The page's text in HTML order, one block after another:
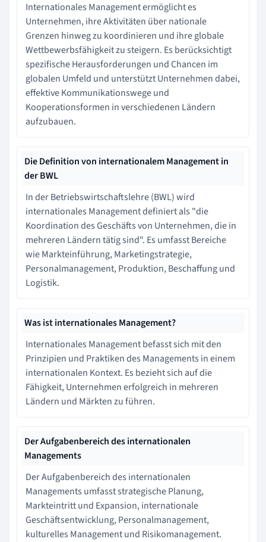
Internationales Management ermöglicht es
Unternehmen, ihre Aktivitäten über nationale
Grenzen hinweg zu koordinieren und ihre globale
Wettbewerbsfähigkeit zu steigern. Es berücksichtigt
spezifische Herausforderungen und Chancen im
globalen Umfeld und unterstützt Unternehmen dabei,
effektive Kommunikationswege und
Kooperationsformen in verschiedenen Ländern
aufzubauen.
Die Definition von internationalem Management in
der BWL
In der Betriebswirtschaftslehre (BWL) wird
internationales Management definiert als "die
Koordination des Geschäfts von Unternehmen, die in
mehreren Ländern tätig sind". Es umfasst Bereiche
wie Markteinführung, Marketingstrategie,
Personalmanagement, Produktion, Beschaffung und
Logistik.
Was ist internationales Management?
Internationales Management befasst sich mit den
Prinzipien und Praktiken des Managements in einem
internationalen Kontext. Es bezieht sich auf die
Fähigkeit, Unternehmen erfolgreich in mehreren
Ländern und Märkten zu führen.
Der Aufgabenbereich des internationalen
Managements
Der Aufgabenbereich des internationalen
Managements umfasst strategische Planung,
Markteintritt und Expansion, internationale
Geschäftsentwicklung, Personalmanagement,
kulturelles Management und Risikomanagement.